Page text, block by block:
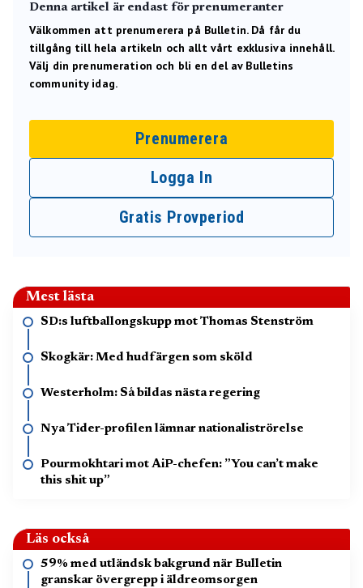
Denna artikel är endast för prenumeranter
Välkommen att prenumerera på Bulletin. Då får du
tillgång till hela artikeln och allt vårt exklusiva innehåll.
Välj din prenumeration och bli en del av Bulletins
community idag.
Prenumerera
Logga In
Gratis Provperiod
Mest lästa
SD:s luftballongskupp mot Thomas Stenström
Skogkär: Med hudfärgen som sköld
Westerholm: Så bildas nästa regering
Nya Tider-profilen lämnar nationaliströrelse
Pourmokhtari mot AiP-chefen: ”You can’t make
this shit up”
Läs också
59% med utländsk bakgrund när Bulletin
granskar övergrepp i äldreomsorgen